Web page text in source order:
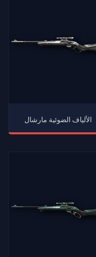
الألياف الضوئية مارشال